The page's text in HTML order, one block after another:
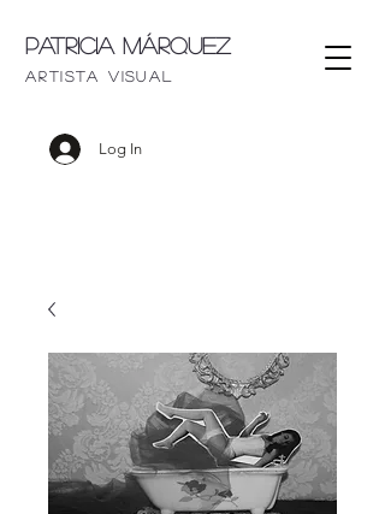
Patricia Márquez
artista visu al
Log In